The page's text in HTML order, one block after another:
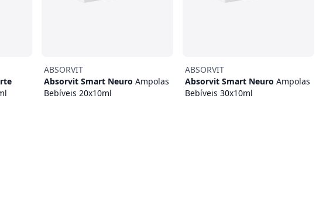
ABSORVIT
Absorvit Smart Neuro Ampolas
Bebíveis 20x10ml
ABSORVIT
Absorvit Smart Neuro Ampolas
Bebíveis 30x10ml